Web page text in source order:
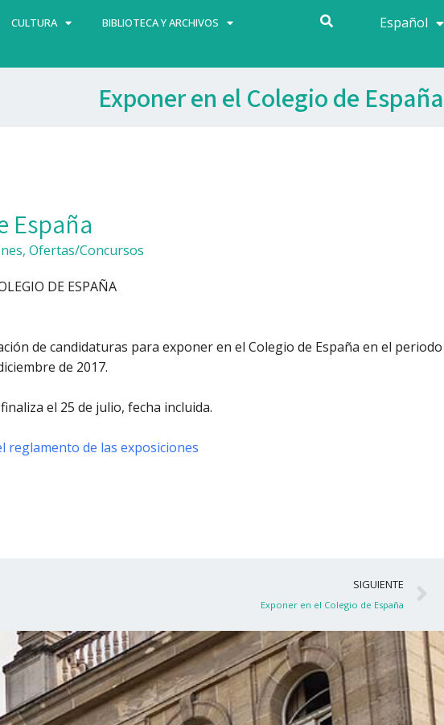
CULTURA BIBLIOTECA Y ARCHIVOS Español
Français
Exponer en el Colegio de España
España
, Ofertas/Concursos
DE ESPAÑA
de candidaturas para exponer en el Colegio de España en el periodo
de 2017.
el 25 de julio, fecha incluida.
reglamento de las exposiciones
SIGUIENTE
Exponer en el Colegio de España